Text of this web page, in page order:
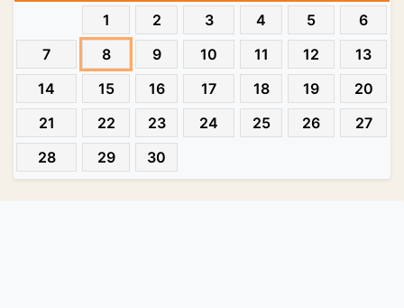
1
2 3 4 5
6
7
8 9 10 11 12
13
14
15 16 17 18 19
20
21
22 23 24 25 26
27
28
29 30